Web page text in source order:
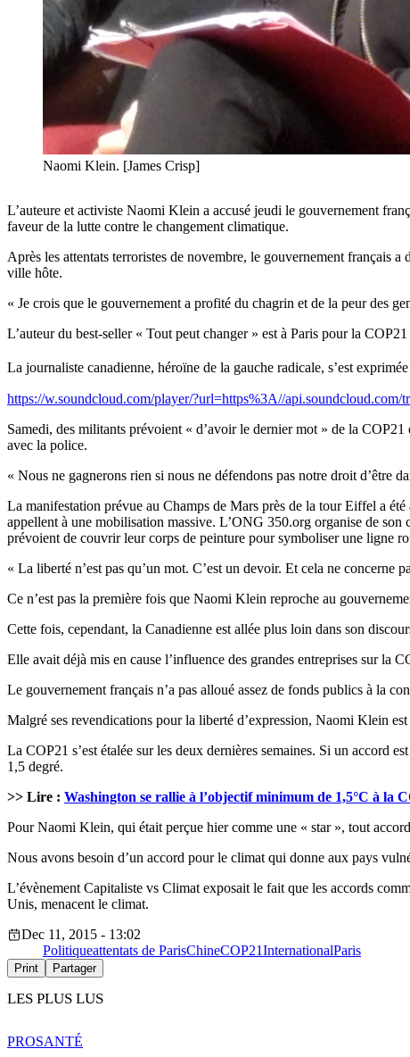
Naomi Klein. [James Crisp]
L’auteure et activiste Naomi Klein a accusé jeudi le gouvernement
faveur de la lutte contre le changement climatique.
Après les attentats terroristes de novembre, le gouvernement français
ville hôte.
« Je crois que le gouvernement a profité du chagrin et de la peur des
L’auteur du best-seller « Tout peut changer » est à Paris pour la
La journaliste canadienne, héroïne de la gauche radicale, s’est
https://w.soundcloud.com/player/?url=https%3A//
Samedi, des militants prévoient « d’avoir le dernier mot » de la
avec la police.
« Nous ne gagnerons rien si nous ne défendons pas notre droit d’être
La manifestation prévue au Champs de Mars près de la tour Eiffel a
appellent à une mobilisation massive. L’ONG 350.org organise de
prévoient de couvrir leur corps de peinture pour symboliser une ligne
« La liberté n’est pas qu’un mot. C’est un devoir. Et cela ne
Ce n’est pas la première fois que Naomi Klein reproche au
Cette fois, cependant, la Canadienne est allée plus loin dans son
Elle avait déjà mis en cause l’influence des grandes entreprises sur la
Le gouvernement français n’a pas alloué assez de fonds publics à la
Malgré ses revendications pour la liberté d’expression, Naomi Klein
La COP21 s’est étalée sur les deux dernières semaines. Si un accord
1,5 degré.
>> Lire : Washington se rallie à l’objectif minimum de 1,5°C à la
Pour Naomi Klein, qui était perçue hier comme une « star », tout
Nous avons besoin d’un accord pour le climat qui donne aux pays
L’évènement Capitaliste vs Climat exposait le fait que les accords
Unis, menacent le climat.
Dec 11, 2015 - 13:02
Politiqueattentats de ParisChineCOP21InternationalParis
Print Partager
LES PLUS LUS
PROSANTÉ